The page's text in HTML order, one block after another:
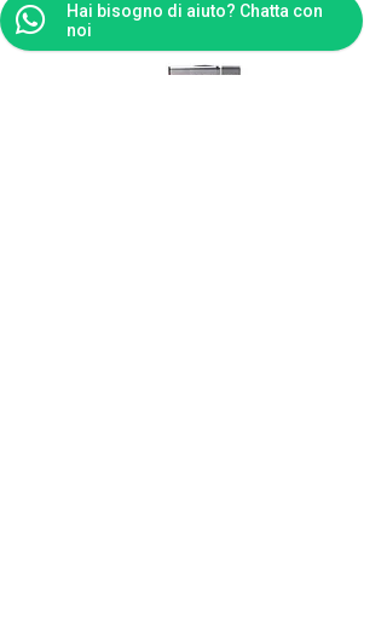
Hai bisogno di aiuto? Chatta con
noi